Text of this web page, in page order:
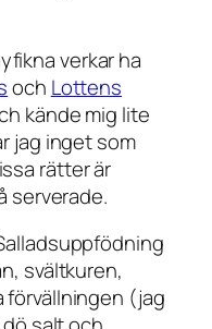
verkar ha
och Lottens
kände mig lite
jag inget som
rätter är
serverade.
svältkuren,
förvällningen (jag